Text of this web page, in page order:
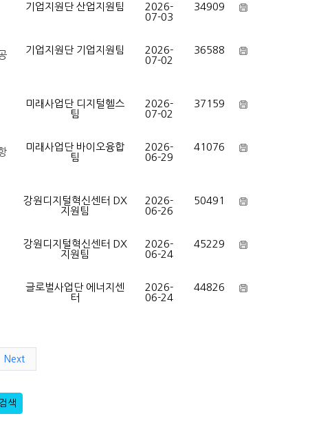
기업지원단 산업지원팀
2026-
07-03
34909
기업지원단 기업지원팀
2026-
07-02
36588
미래사업단 디지털헬스
팀
2026-
07-02
37159
미래사업단 바이오융합
팀
2026-
06-29
41076
강원디지털혁신센터 DX
지원팀
2026-
06-26
50491
강원디지털혁신센터 DX
지원팀
2026-
06-24
45229
글로벌사업단 에너지센
터
2026-
06-24
44826
Next
검색